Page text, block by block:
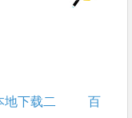
地下载二
百